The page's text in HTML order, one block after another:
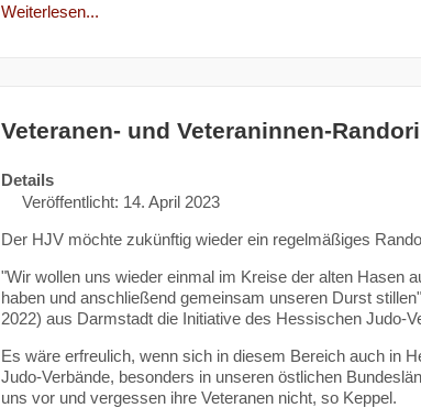
Weiterlesen...
Veteranen- und Veteraninnen-
Details
Veröffentlicht: 14. April 2023
Der HJV möchte zukünftig wieder ein regelmäßiges
"Wir wollen uns wieder einmal im Kreise der alten Hasen
haben und anschließend gemeinsam unseren Durst
2022) aus Darmstadt die Initiative des Hessischen Judo-
Es wäre erfreulich, wenn sich in diesem Bereich auch in
Judo-Verbände, besonders in unseren östlichen
uns vor und vergessen ihre Veteranen nicht, so Keppel.